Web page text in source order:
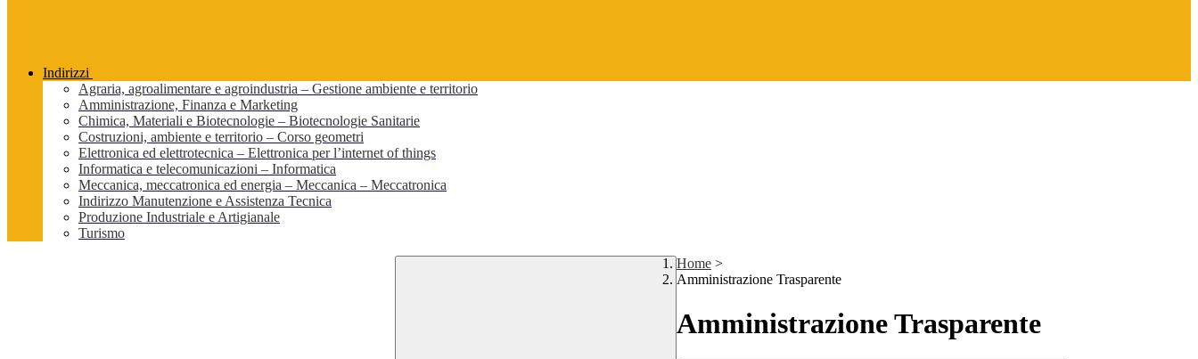
Indirizzi
Agraria, agroalimentare e agroindustria – Gestione ambiente e territorio
Amministrazione, Finanza e Marketing
Chimica, Materiali e Biotecnologie – Biotecnologie Sanitarie
Costruzioni, ambiente e territorio – Corso geometri
Elettronica ed elettrotecnica – Elettronica per l’internet of things
Informatica e telecomunicazioni – Informatica
Meccanica, meccatronica ed energia – Meccanica – Meccatronica
Indirizzo Manutenzione e Assistenza Tecnica
Produzione Industriale e Artigianale
Turismo
Home >
Amministrazione Trasparente
Amministrazione Trasparente